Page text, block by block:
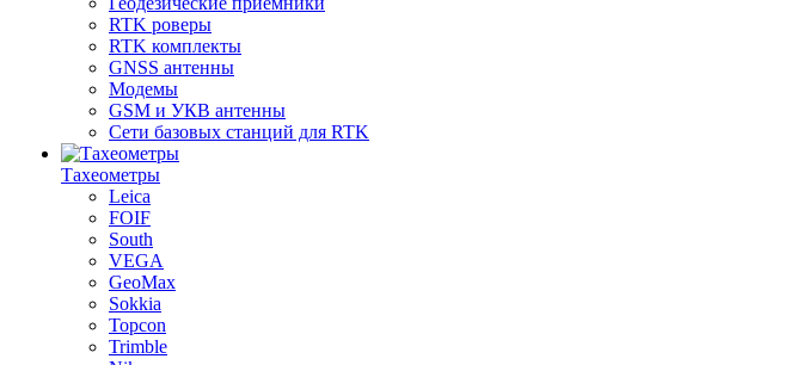
RTK роверы
RTK комплекты
GNSS антенны
Модемы
GSM и УКВ антенны
Сети базовых станций для RTK
Тахеометры
Leica
FOIF
South
VEGA
GeoMax
Sokkia
Topcon
Trimble